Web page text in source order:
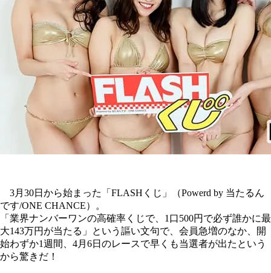
3月30日から始まった「FLASHくじ」（Powerd by 当たるん
です/ONE CHANCE）。
「業界ナンバーワンの高確率くじで、1口500円で必ず誰かに最
大143万円が当たる」という謳い文句で、会員急増のなか、開
始わずか1週間、4月6日のレースで早くも当選者が出たという
から驚きだ！